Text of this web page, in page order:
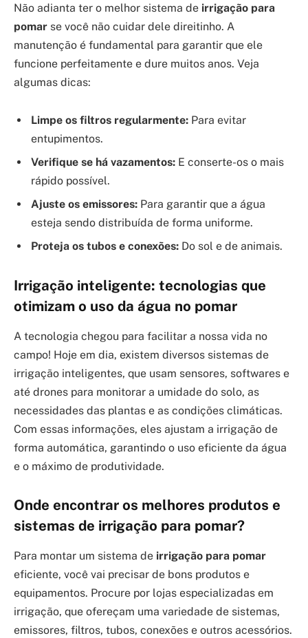
Não adianta ter o melhor sistema de irrigação para
pomar se você não cuidar dele direitinho. A
manutenção é fundamental para garantir que ele
funcione perfeitamente e dure muitos anos. Veja
algumas dicas:
Limpe os filtros regularmente: Para evitar
entupimentos.
Verifique se há vazamentos: E conserte-os o mais
rápido possível.
Ajuste os emissores: Para garantir que a água
esteja sendo distribuída de forma uniforme.
Proteja os tubos e conexões: Do sol e de animais.
Irrigação inteligente: tecnologias que
otimizam o uso da água no pomar
A tecnologia chegou para facilitar a nossa vida no
campo! Hoje em dia, existem diversos sistemas de
irrigação inteligentes, que usam sensores, softwares e
até drones para monitorar a umidade do solo, as
necessidades das plantas e as condições climáticas.
Com essas informações, eles ajustam a irrigação de
forma automática, garantindo o uso eficiente da água
e o máximo de produtividade.
Onde encontrar os melhores produtos e
sistemas de irrigação para pomar?
Para montar um sistema de irrigação para pomar
eficiente, você vai precisar de bons produtos e
equipamentos. Procure por lojas especializadas em
irrigação, que ofereçam uma variedade de sistemas,
emissores, filtros, tubos, conexões e outros acessórios.